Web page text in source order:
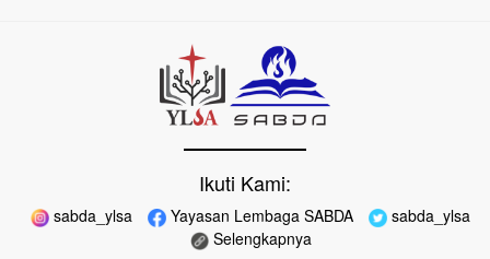
Ikuti Kami:
sabda_ylsa Yayasan Lembaga SABDA
sabda_ylsa
Selengkapnya